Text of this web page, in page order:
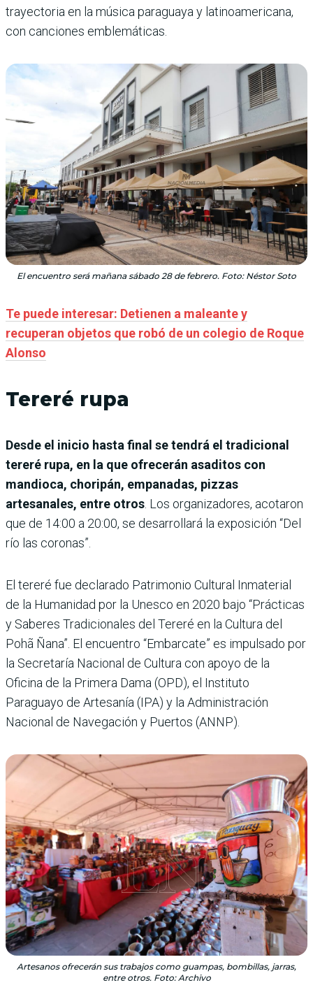
trayectoria en la música paraguaya y latinoamericana,
con canciones emblemáticas.
El encuentro será mañana sábado 28 de febrero. Foto: Néstor Soto
Te puede interesar: Detienen a maleante y
recuperan objetos que robó de un colegio de Roque
Alonso
Tereré rupa
Desde el inicio hasta final se tendrá el tradicional
tereré rupa, en la que ofrecerán asaditos con
mandioca, choripán, empanadas, pizzas
artesanales, entre otros . Los organizadores, acotaron
que de 14:00 a 20:00, se desarrollará la exposición “Del
río las coronas”.
El tereré fue declarado Patrimonio Cultural Inmaterial
de la Humanidad por la Unesco en 2020 bajo “Prácticas
y Saberes Tradicionales del Tereré en la Cultura del
Pohã Ñana”. El encuentro “Embarcate” es impulsado por
la Secretaría Nacional de Cultura con apoyo de la
Oficina de la Primera Dama (OPD), el Instituto
Paraguayo de Artesanía (IPA) y la Administración
Nacional de Navegación y Puertos (ANNP).
Artesanos ofrecerán sus trabajos como guampas, bombillas, jarras,
entre otros. Foto: Archivo